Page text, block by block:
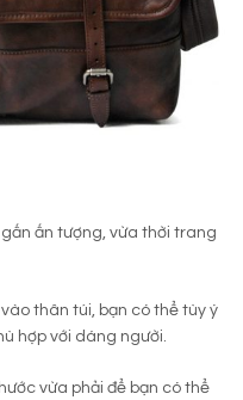
ấn tượng, vừa thời trang
thân túi, bạn có thể tùy ý
hợp với dáng người.
vừa phải để bạn có thể